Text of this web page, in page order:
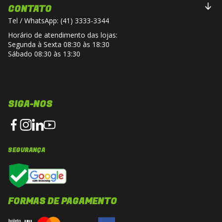
protecao e botas especificas para
motociclismo, ampliando o nivel de
seguranca. Em condicoes climaticas frias ou
adversas, a jaqueta pode ser combinada
com segunda pele termica para melhor
equilibrio entre protecao estrutural,
desempenho ergonomico e visual esportivo
longa distancia.
CONTATO
Tel / WhatsApp: (41) 3333-3344
Horário de atendimento das lojas:
Segunda à Sexta 08:30 às 18:30
Sábado 08:30 às 13:30
SIGA-NOS
SEGURANÇA
FORMAS DE PAGAMENTO